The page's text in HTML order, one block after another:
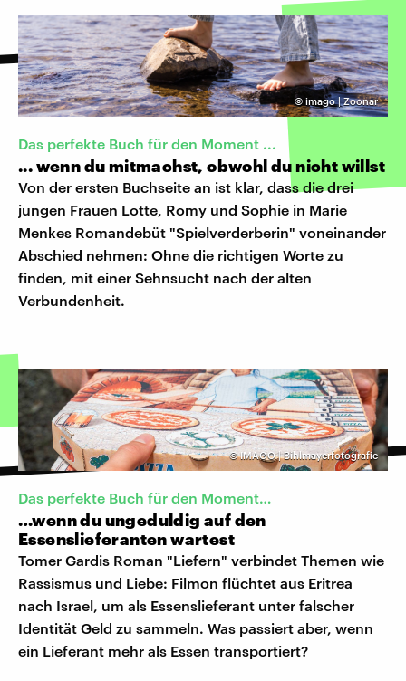
© imago | Zoonar
Das perfekte Buch für den Moment ...
... wenn du mitmachst, obwohl du nicht willst
Von der ersten Buchseite an ist klar, dass die drei
jungen Frauen Lotte, Romy und Sophie in Marie
Menkes Romandebüt "Spielverderberin" voneinander
Abschied nehmen: Ohne die richtigen Worte zu
finden, mit einer Sehnsucht nach der alten
Verbundenheit.
©IMAGO | Bihlmayerfotografie
Das perfekte Buch für den Moment…
…wenn du ungeduldig auf den
Essenslieferanten wartest
Tomer Gardis Roman "Liefern" verbindet Themen wie
Rassismus und Liebe: Filmon flüchtet aus Eritrea
nach Israel, um als Essenslieferant unter falscher
Identität Geld zu sammeln. Was passiert aber, wenn
ein Lieferant mehr als Essen transportiert?